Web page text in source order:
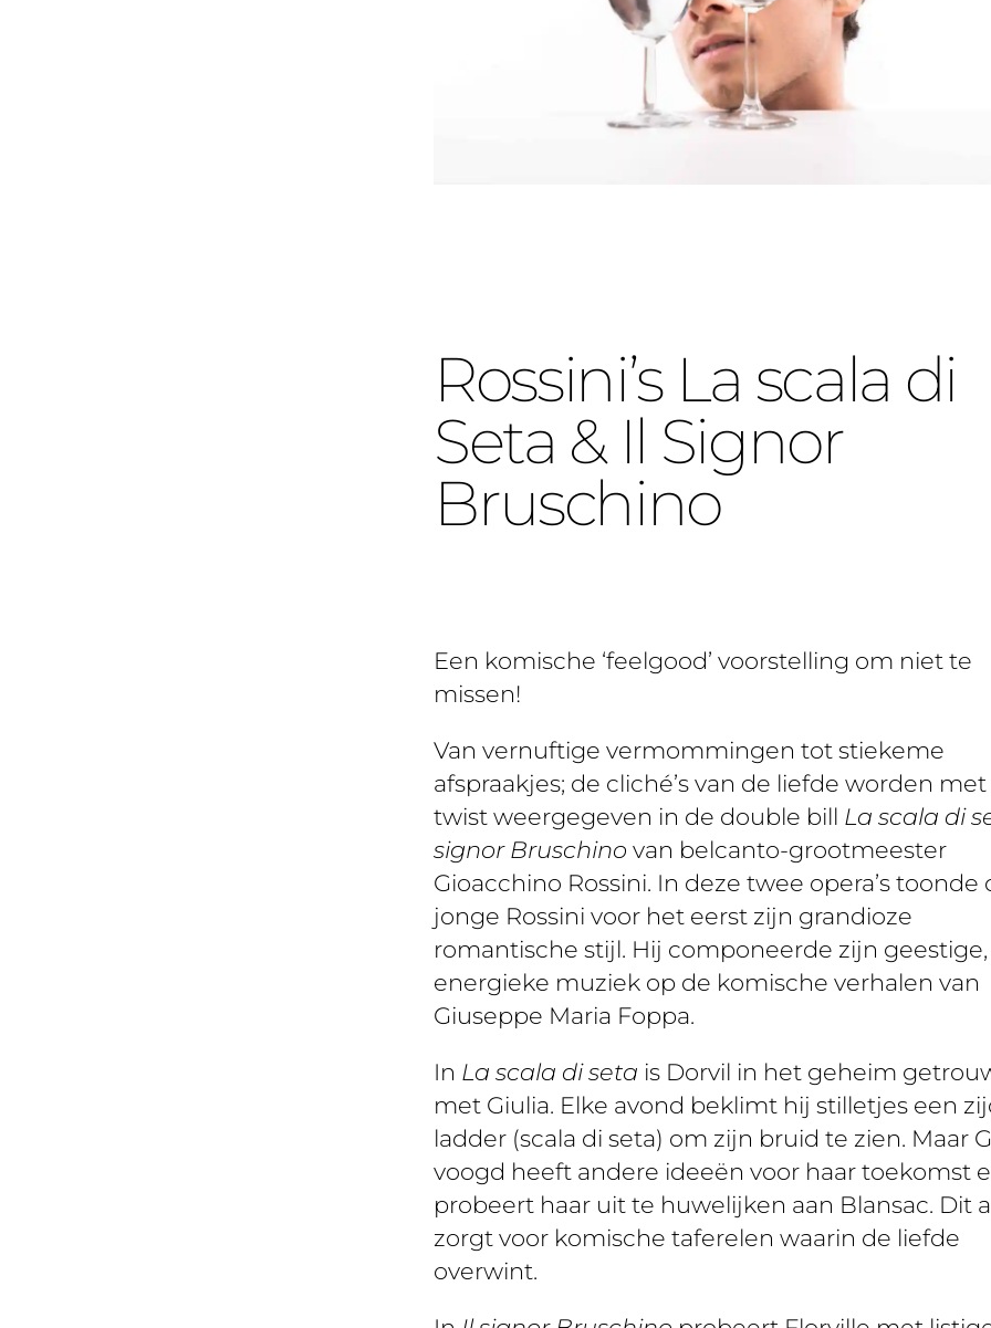
Rossini’s La scala di
Seta & Il Signor
Bruschino
Een komische ‘feelgood’ voorstelling om niet te
missen!
Van vernuftige vermommingen tot stiekeme
afspraakjes; de cliché’s van de liefde worden
twist weergegeven in de double bill La scala di
signor Bruschino van belcanto-grootmeester
Gioacchino Rossini. In deze twee opera’s toonde
jonge Rossini voor het eerst zijn grandioze
romantische stijl. Hij componeerde zijn geestige,
energieke muziek op de komische verhalen van
Giuseppe Maria Foppa.
In La scala di seta is Dorvil in het geheim
met Giulia. Elke avond beklimt hij stilletjes een
ladder (scala di seta) om zijn bruid te zien. Maar
voogd heeft andere ideeën voor haar toekomst
probeert haar uit te huwelijken aan Blansac. Dit
zorgt voor komische taferelen waarin de liefde
overwint.